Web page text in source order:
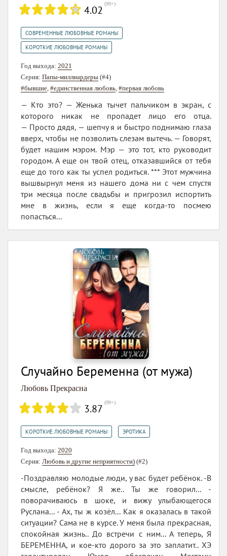
4.02 (99+)
СОВРЕМЕННЫЕ ЛЮБОВНЫЕ РОМАНЫ
КОРОТКИЕ ЛЮБОВНЫЕ РОМАНЫ
Год выхода: 2021
Серия: Папы-миллиардеры (#4)
#бывшие #единственная любовь #первая любовь
— Кто это? — Женька тычет пальчиком в экран, с
которого никак не пропадет лицо его отца.
— Просто дядя, — шепчу я и быстро поднимаю глаза
вверх, чтобы не позволить слезам вытечь. — Говорят,
будет нашим мэром. Мэр — это тот, кто руководит
городом. А еще он твой отец, отказавшийся от тебя
еще до того как ты успел родиться. *** Этот мужчина
вышвырнул меня из нашего дома ни с чем спустя
три месяца после свадьбы и пригрозил испортить
мне в жизнь, если я еще когда-то посмею
попасться...
Случайно Беременна (от мужа)
Любовь Прекрасна
3.87 (99+)
КОРОТКИЕ ЛЮБОВНЫЕ РОМАНЫ ЭРОТИКА
Год выхода: 2020
Серия: Любовь и другие неприятности) (#2)
-Поздравляю молодые люди, у вас будет ребёнок. -В
смысле, ребёнок? Я же.. Ты же говорил... -
поворачиваюсь в шоке, и вижу улыбающегося
Руслана... - Ах, ты ж козёл... Как я оказалась в такой
ситуации? Сама не в курсе. У меня была прекрасная,
спокойная жизнь.. До встречи с ним... А теперь, Я
БЕРЕМЕННА, и кое-кто дорого за это заплатит.. ХЭ